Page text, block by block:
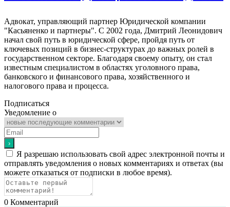
Адвокат, управляющий партнер Юридической компании
"Касьяненко и партнеры". С 2002 года, Дмитрий Леонидович
начал свой путь в юридической сфере, пройдя путь от
ключевых позиций в бизнес-структурах до важных ролей в
государственном секторе. Благодаря своему опыту, он стал
известным специалистом в областях уголовного права,
банковского и финансового права, хозяйственного и
налогового права и процесса.
Подписаться
Уведомление о
Я разрешаю использовать свой адрес электронной почты и
отправлять уведомления о новых комментариях и ответах (вы
можете отказаться от подписки в любое время).
0 Комментарий